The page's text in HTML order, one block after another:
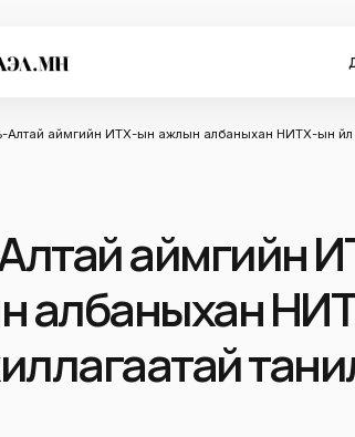
Алтай аймгийн ИТХ-ын ажлын албаныхан НИТХ-ын үйл
аймгийн
албаныхан